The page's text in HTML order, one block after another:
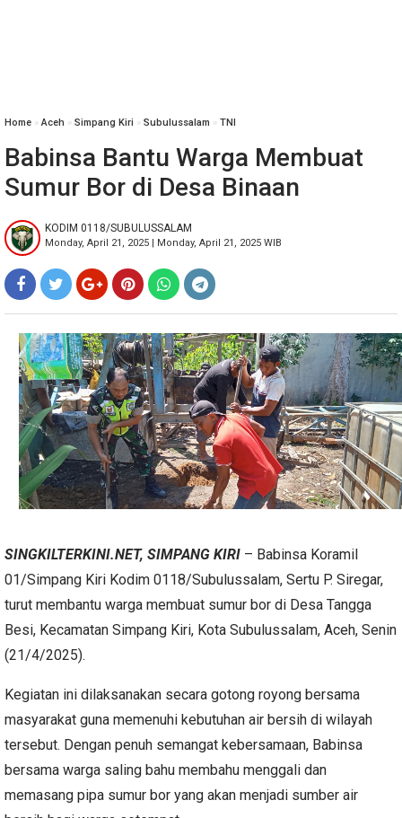
Home »Aceh » Simpang Kiri » Subulussalam » TNI
Babinsa Bantu Warga Membuat
Sumur Bor di Desa Binaan
KODIM 0118/SUBULUSSALAM
Monday, April 21, 2025 | Monday, April 21, 2025 WIB
SINGKILTERKINI.NET, SIMPANG KIRI – Babinsa Koramil
01/Simpang Kiri Kodim 0118/Subulussalam, Sertu P. Siregar,
turut membantu warga membuat sumur bor di Desa Tangga
Besi, Kecamatan Simpang Kiri, Kota Subulussalam, Aceh, Senin
(21/4/2025).
Kegiatan ini dilaksanakan secara gotong royong bersama
masyarakat guna memenuhi kebutuhan air bersih di wilayah
tersebut. Dengan penuh semangat kebersamaan, Babinsa
bersama warga saling bahu membahu menggali dan
memasang pipa sumur bor yang akan menjadi sumber air